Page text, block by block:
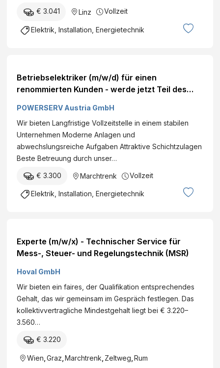
€ 3.041 Linz Vollzeit
Elektrik, Installation, Energietechnik
Betriebselektriker (m/w/d) für einen
renommierten Kunden - werde jetzt Teil des
POWERSERV Austria GmbH
Wir bieten Langfristige Vollzeitstelle in einem stabilen
Unternehmen Moderne Anlagen und
abwechslungsreiche Aufgaben Attraktive Schichtzulagen
Beste Betreuung durch unser…
€ 3.300 Marchtrenk Vollzeit
Elektrik, Installation, Energietechnik
Experte (m/w/x) - Technischer Service für
Mess-, Steuer- und Regelungstechnik (MSR)
Hoval GmbH
Wir bieten ein faires, der Qualifikation entsprechendes
Gehalt, das wir gemeinsam im Gespräch festlegen. Das
kollektivvertragliche Mindestgehalt liegt bei € 3.220–
3.560…
€ 3.220
Wien Graz Marchtrenk Zeltweg Rum